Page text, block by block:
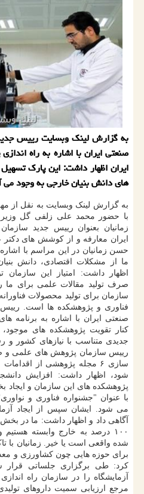
به گزارش لینک وبسایت رییس
صنعتی ایران با اشاره به راه
ایران اظهار داشت: این پارک
های دانش بنیان خارجی به وجود می
به گزارش لینک وبسایت به نقل از
با حضور محمد علی زلفی گل
زمانیان بعنوان رییس جدید
ایران معارفه و از کوشش های دکتر
حسن زمانیان در این مراسم با
ما از مشکلات اقتصادی، دانش
اظهار داشت: امتیاز این سازمان
صرف تولید مقالات علمی برای ما
سازمان برای تولید محصولات
فناوری و پژوهشکده ها است.
صنعتی ایران با اشاره به برنامه
کنار تقویت پژوهشکده های موجود،
جدیدی متناسب با نیازهای کشور و
رییس سازمان پژوهش های علمی و
سازی ۶ مجله پژوهشی از
شود، اظهار داشت: افزایش
پژوهشکده های این سازمان و
با عنوان "جشنواره فناوری و
می شود. ایشان سپس از ایجاد
آگاهی داد و اظهار داشت: ما در بخش
۱۰۰ درصد به خارج وابسته
شده واقعی است یا خیر. زمانیان با
برای حوزه هایی چون کشاورزی و
کرد: طی برگزاری جلساتی قرار
آزمایشگاه را در سازمان راه
مرجع ارزیابی سمیت داروهای